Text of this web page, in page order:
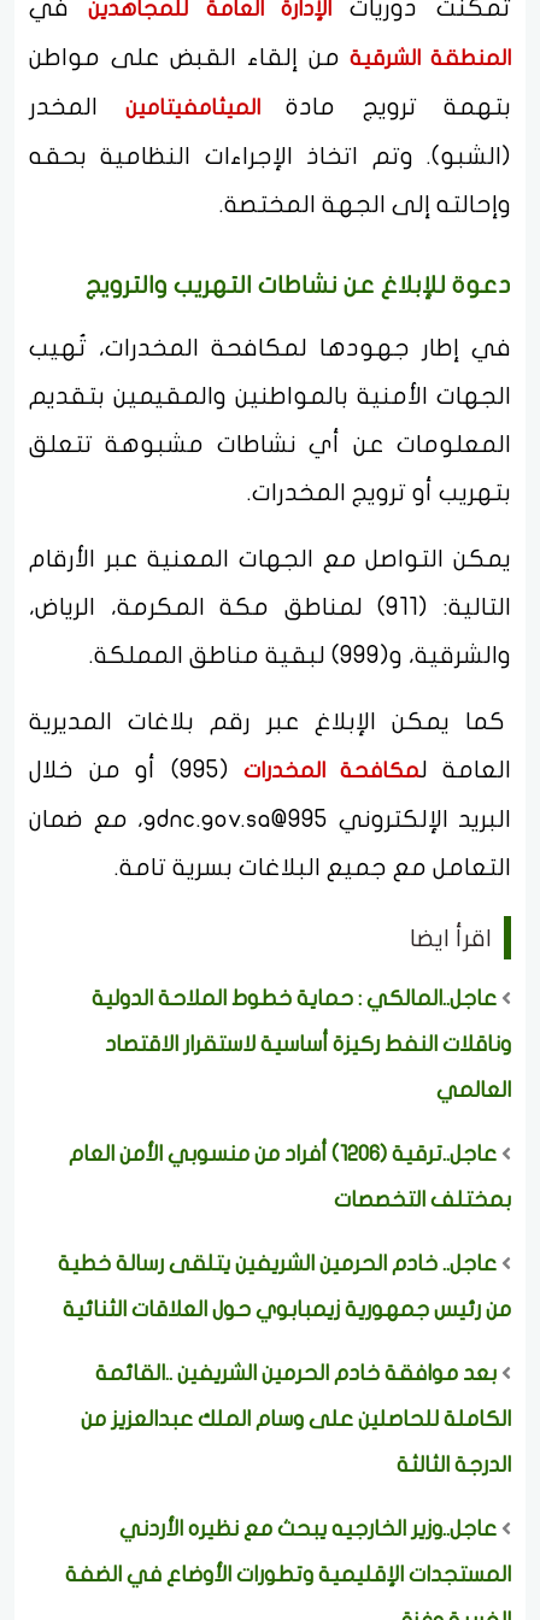
تمكنت دورياتالإدارة العامة للمجاهدين في
المنطقة الشرقيةمن إلقاء القبض على مواطن
بتهمة ترويج مادة الميثامفيتامين المخدر
(الشبو). وتم اتخاذ الإجراءات النظامية بحقه
وإحالته إلى الجهة المختصة.
دعوة للإبلاغ عن نشاطات التهريب والترويج
في إطار جهودها لمكافحة المخدرات، تُهيب
الجهات الأمنية بالمواطنين والمقيمين بتقديم
المعلومات عن أي نشاطات مشبوهة تتعلق
بتهريب أو ترويج المخدرات.
يمكن التواصل مع الجهات المعنية عبر الأرقام
التالية: (911) لمناطق مكة المكرمة، الرياض،
والشرقية، و(999) لبقية مناطق المملكة.
كما يمكن الإبلاغ عبر رقم بلاغات المديرية
العامة لمكافحة المخدرات
(995) أو من خلال
البريد الإلكتروني 995@gdnc.gov.sa
، مع ضمان
التعامل مع جميع البلاغات بسرية تامة.
اقرأ ايضا
عاجل..المالكي : حماية خطوط الملاحة الدولية
وناقلات النفط ركيزة أساسية لاستقرار الاقتصاد
العالمي
عاجل..ترقية (1206) أفراد من منسوبي الأمن العام
بمختلف التخصصات
عاجل.. خادم الحرمين الشريفين يتلقى رسالة خطية
من رئيس جمهورية زيمبابوي حول العلاقات الثنائية
بعد موافقة خادم الحرمين الشريفين ..القائمة
الكاملة للحاصلين على وسام الملك عبدالعزيز من
الدرجة الثالثة
عاجل..وزير الخارجيه يبحث مع نظيره الأردني
المستجدات الإقليمية وتطورات الأوضاع في الضفة